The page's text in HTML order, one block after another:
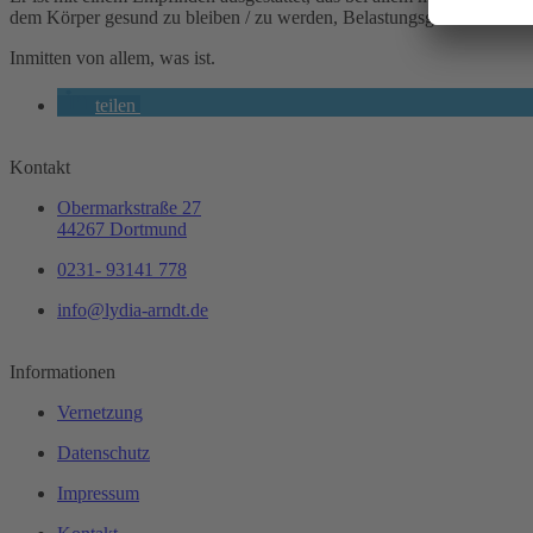
dem Körper gesund zu bleiben / zu werden, Belastungsgrenzen
Inmitten von allem, was ist.
teilen
Kontakt
Obermarkstraße 27
44267 Dortmund
0231- 93141 778
info@lydia-arndt.de
Informationen
Vernetzung
Datenschutz
Impressum